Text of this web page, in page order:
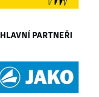
HLAVNÍ PARTNEŘI